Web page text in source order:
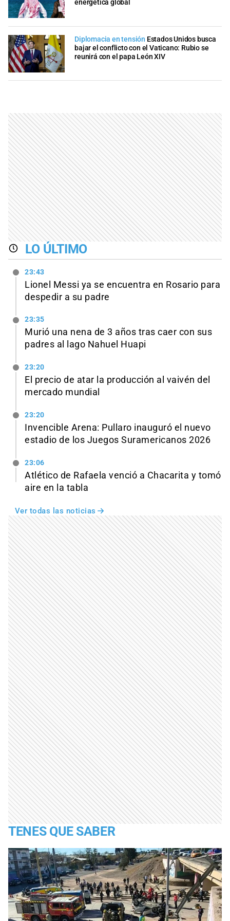
energética global
Diplomacia en tensión Estados Unidos busca
bajar el conflicto con el Vaticano: Rubio se
reunirá con el papa León XIV
LO ÚLTIMO
23:43
Lionel Messi ya se encuentra en Rosario para
despedir a su padre
23:35
Murió una nena de 3 años tras caer con sus
padres al lago Nahuel Huapi
23:20
El precio de atar la producción al vaivén del
mercado mundial
23:20
Invencible Arena: Pullaro inauguró el nuevo
estadio de los Juegos Suramericanos 2026
23:06
Atlético de Rafaela venció a Chacarita y tomó
aire en la tabla
Ver todas las noticias
TENES QUE SABER